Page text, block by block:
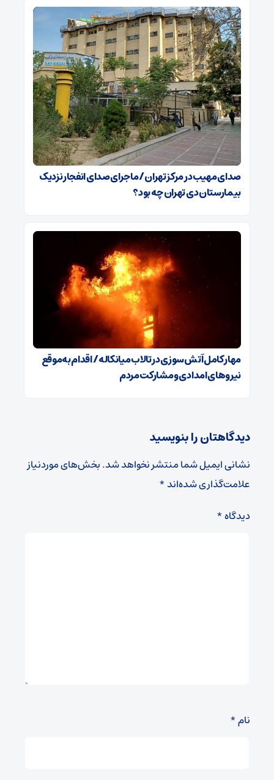
صدای مهیب در مرکز تهران / ماجرای صدای انفجار نزدیک
بیمارستان دی تهران چه بود؟
مهار کامل آتش‌سوزی در تالاب میانکاله / اقدام به‌موقع
نیروهای امدادی و مشارکت مردم
دیدگاهتان را بنویسید
نشانی ایمیل شما منتشر نخواهد شد.بخش‌های موردنیاز
علامت‌گذاری شده‌اند*
دیدگاه*
نام*